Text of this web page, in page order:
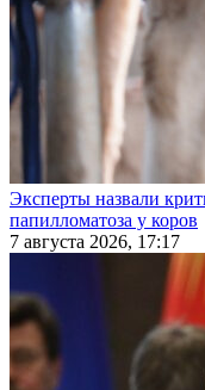
Эксперты назвали
папилломатоза у коров
7 августа 2026, 17:17